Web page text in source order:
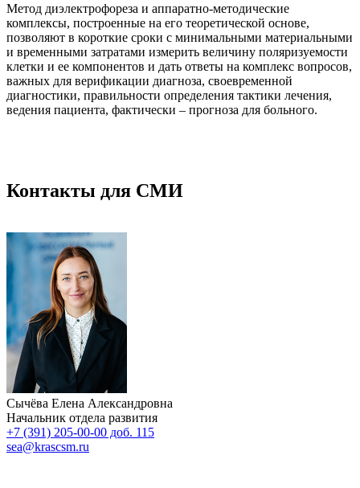
Метод диэлектрофореза и аппаратно-методические
комплексы, построенные на его теоретической основе,
позволяют в короткие сроки с минимальными материальными
и временными затратами измерить величину поляризуемости
клетки и ее компонентов и дать ответы на комплекс вопросов,
важных для верификации диагноза, своевременной
диагностики, правильности определения тактики лечения,
ведения пациента, фактически – прогноза для больного.
Контакты для СМИ
Сычёва Елена Александровна
Начальник отдела развития
+7 (391) 205-00-00 доб. 115
sea@krascsm.ru